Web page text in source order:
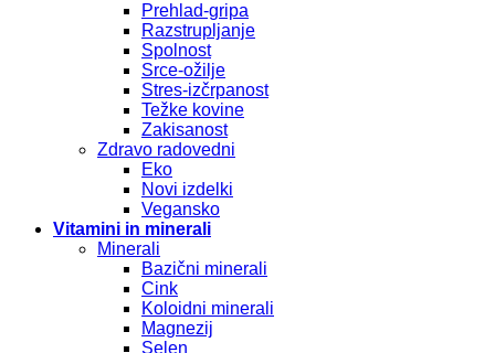
Prehlad-gripa
Razstrupljanje
Spolnost
Srce-ožilje
Stres-izčrpanost
Težke kovine
Zakisanost
Zdravo radovedni
Eko
Novi izdelki
Vegansko
Vitamini in minerali
Minerali
Bazični minerali
Cink
Koloidni minerali
Magnezij
Selen